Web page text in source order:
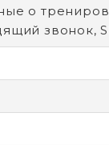
о
звонок,